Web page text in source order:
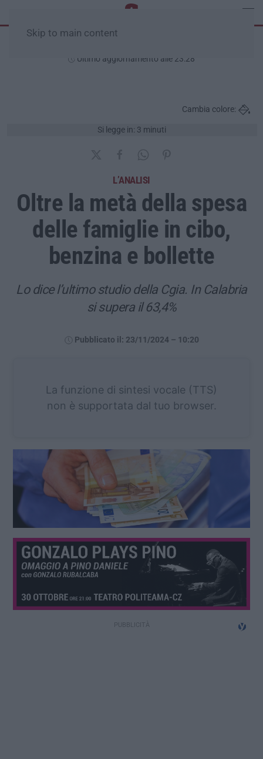
Skip to main content
Ultimo aggiornamento alle 23:28
Si legge in: 3 minuti
Cambia colore:
L’ANALISI
Oltre la metà della spesa
delle famiglie in cibo,
benzina e bollette
Lo dice l’ultimo studio della Cgia. In Calabria
si supera il 63,4%
Pubblicato il: 23/11/2024 – 10:20
La funzione di sintesi vocale (TTS)
non è supportata dal tuo browser.